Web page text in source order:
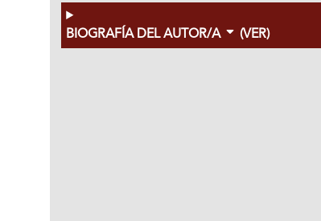
BIOGRAFÍA DEL AUTOR/A (VER)